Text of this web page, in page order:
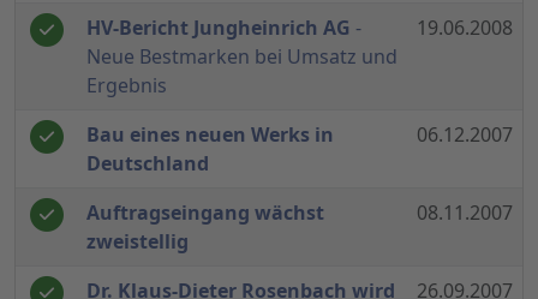
HV-Bericht Jungheinrich AG -
Neue Bestmarken bei Umsatz und
Ergebnis
19.06.2008
Bau eines neuen Werks in
Deutschland
06.12.2007
Auftragseingang wächst
zweistellig
08.11.2007
Dr. Klaus-Dieter Rosenbach wird
26.09.2007